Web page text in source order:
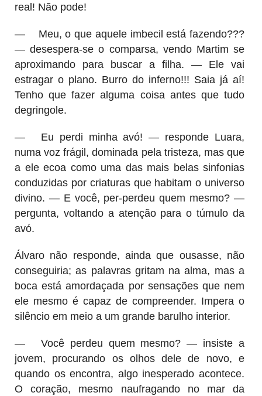
real! Não pode!
—
Meu, o que aquele imbecil está fazendo???
— desespera-se o comparsa, vendo Martim se
aproximando para buscar a filha. — Ele vai
estragar o plano. Burro do inferno!!! Saia já aí!
Tenho que fazer alguma coisa antes que tudo
degringole.
—
Eu perdi minha avó! — responde Luara,
numa voz frágil, dominada pela tristeza, mas que
a ele ecoa como uma das mais belas sinfonias
conduzidas por criaturas que habitam o universo
divino. — E você, per-perdeu quem mesmo? —
pergunta, voltando a atenção para o túmulo da
avó.
Álvaro não responde, ainda que ousasse, não
conseguiria; as palavras gritam na alma, mas a
boca está amordaçada por sensações que nem
ele mesmo é capaz de compreender. Impera o
silêncio em meio a um grande barulho interior.
—
Você perdeu quem mesmo? — insiste a
jovem, procurando os olhos dele de novo, e
quando os encontra, algo inesperado acontece.
O coração, mesmo naufragando no mar da